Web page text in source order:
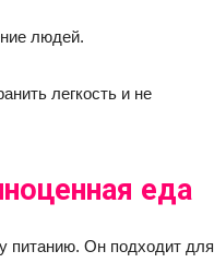
людей.
легкость и не
еда
питанию. Он подходит для